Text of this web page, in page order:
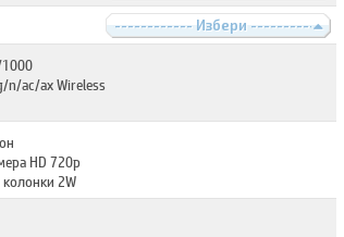
------------ Избери -----------
n/ac/ax Wireless
HD 720p
2W